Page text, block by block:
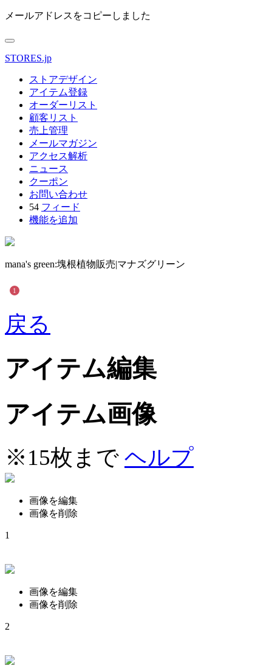
メールアドレスをコピーしました
STORES.jp
ストアデザイン
アイテム登録
オーダーリスト
顧客リスト
売上管理
メールマガジン
アクセス解析
ニュース
クーポン
お問い合わせ
54 フィード
機能を追加
mana's green:塊根植物販売|マナズグリーン
1
戻る
アイテム編集
アイテム画像
※15枚まで ヘルプ
画像を編集
画像を削除
1
画像を編集
画像を削除
2